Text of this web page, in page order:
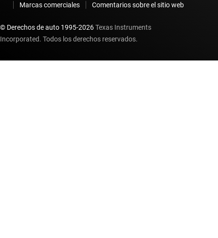
Marcas comerciales
Comentarios sobre el sitio web
© Derechos de auto 1995-2026Texas Instruments
Incorporated. Todos los derechos reservados.